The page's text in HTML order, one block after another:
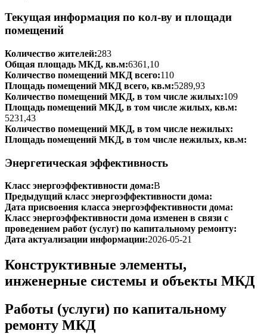
Текущая информация по кол-ву и площади
помещений
Количество жителей:283
Общая площадь МКД, кв.м:6361,10
Количество помещений МКД всего:110
Площадь помещений МКД всего, кв.м:5289,93
Количество помещений МКД, в том числе жилых:109
Площадь помещений МКД, в том числе жилых, кв.м:
5231,43
Количество помещений МКД, в том числе нежилых:
Площадь помещений МКД, в том числе нежилых, кв.м:
Энергетическая эффективность
Класс энергоэффективности дома:B
Предыдущий класс энергоэффективности дома:
Дата присвоения класса энергоэффективности дома:
Класс энергоэффективности дома изменен в связи с
проведением работ (услуг) по капитальному ремонту:
Дата актуализации информации:2026-05-21
Конструктивные элементы,
инженерные системы и объекты МКД
Работы (услуги) по капитальному
ремонту МКД